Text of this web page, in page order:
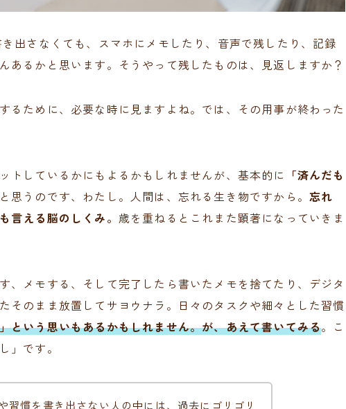
出さなくても、スマホにメモしたり、音声で残したり、記録
あるかと思います。そうやって残したものは、見返しますか？
るために、必要な時に見ますよね。では、その用事が終わった
トしているかにもよるかもしれませんが、基本的に 「済んだも
思うのです、わたし。人間は、忘れる生き物ですから。忘れ
言える脳のしくみ。 歳を重ねるとこれまた顕著になっていきま
、メモする、そして完了したら書いたメモを捨てたり、デジタ
そのまま放置してサヨウナラ。日々のタスクや細々とした習慣
という思いもあるかもしれません。が、あえて書いてみる。こ
」です。
習慣を書き出さない人の中には、過去にゴリゴリ